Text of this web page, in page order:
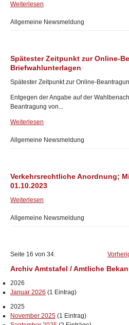
Weiterlesen
Allgemeine Newsmeldung
Spätester Zeitpunkt zur Online-
Briefwahlunterlagen
Spätester Zeitpunkt zur Online-
Entgegen der Angabe auf der
Beantragung von...
Weiterlesen
Allgemeine Newsmeldung
Verkehrsrechtliche Anordnung;
01.10.2023
Weiterlesen
Allgemeine Newsmeldung
Seite 16 von 34.
Archiv Amtstafel / Amtliche
2026
Januar 2026 (1 Eintrag)
2025
November 2025 (1 Eintrag)